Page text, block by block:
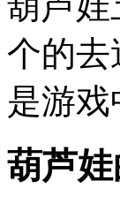
个的去
是游
葫芦